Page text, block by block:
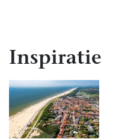
Inspiratie